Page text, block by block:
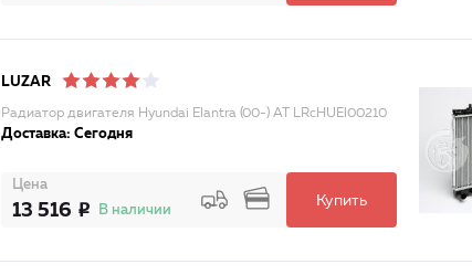
LUZAR
Радиатор двигателя Hyundai Elantra (00-) АТ LRcHUEl00210
Доставка: Сегодня
Цена
13 516 В наличии
Купить